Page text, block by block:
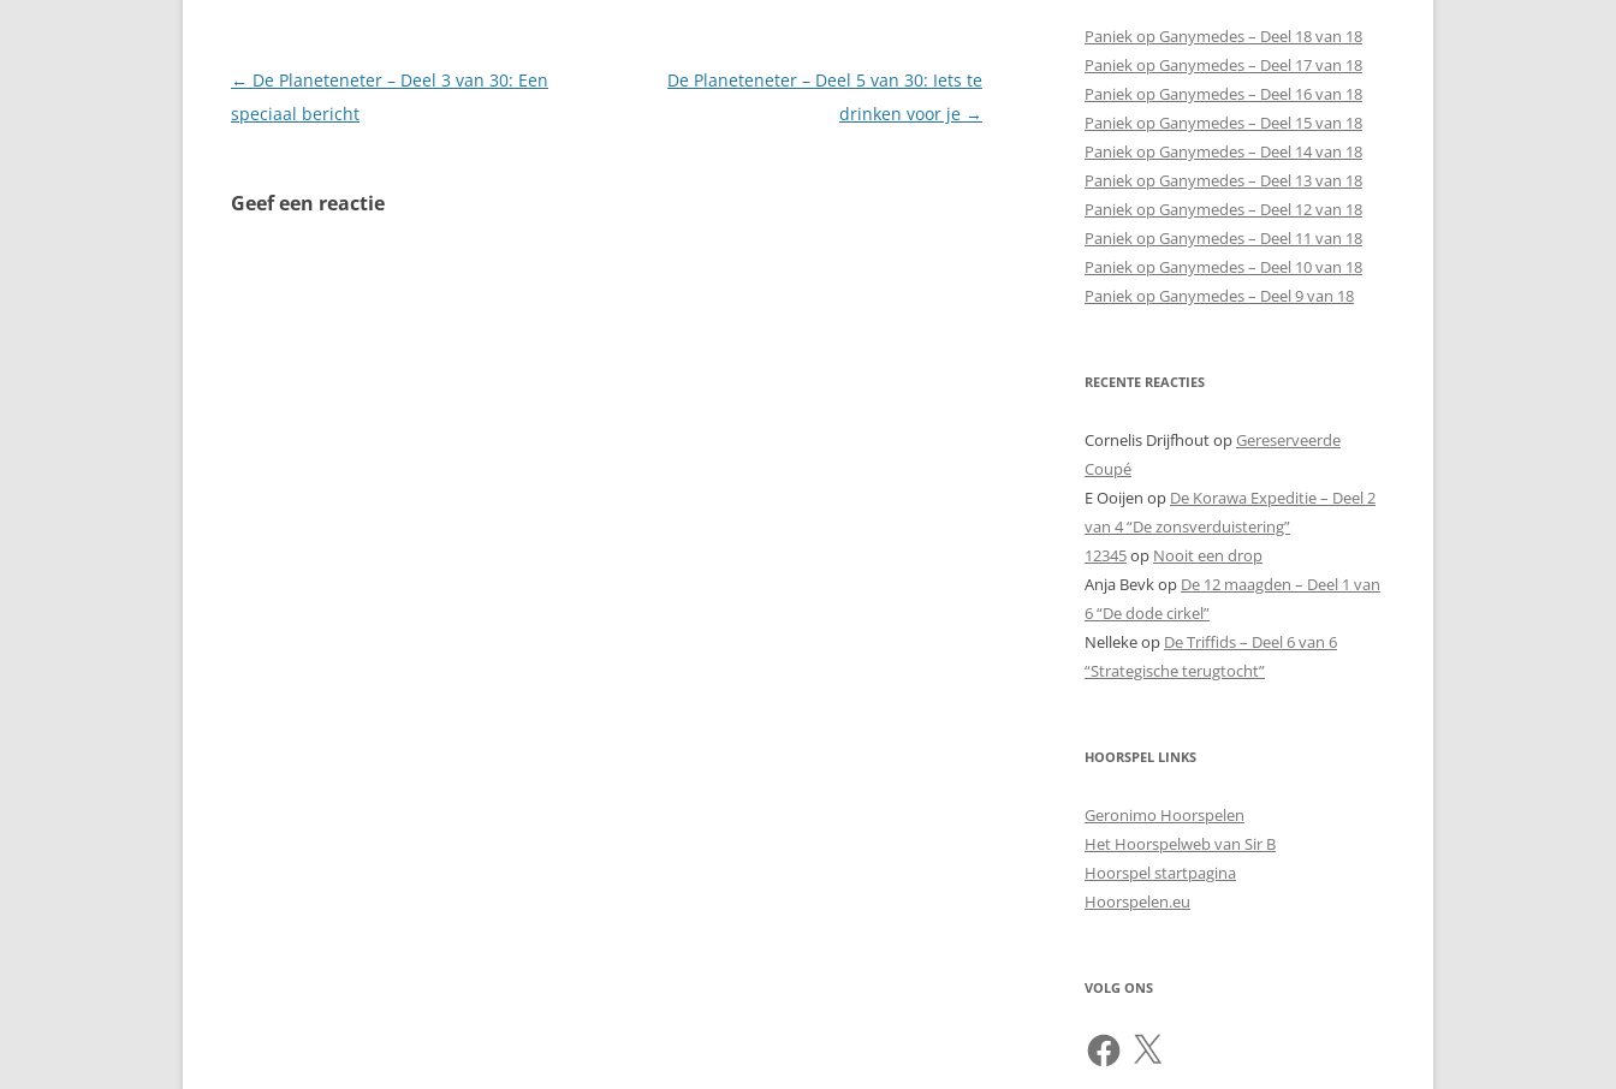
Berichtnavigatie
← De Planeteneter – Deel 3 van 30: Een
speciaal bericht
De Planeteneter – Deel 5 van 30: Iets te
drinken voor je →
Geef een reactie
Paniek op Ganymedes – Deel 18 van 18
Paniek op Ganymedes – Deel 17 van 18
Paniek op Ganymedes – Deel 16 van 18
Paniek op Ganymedes – Deel 15 van 18
Paniek op Ganymedes – Deel 14 van 18
Paniek op Ganymedes – Deel 13 van 18
Paniek op Ganymedes – Deel 12 van 18
Paniek op Ganymedes – Deel 11 van 18
Paniek op Ganymedes – Deel 10 van 18
Paniek op Ganymedes – Deel 9 van 18
RECENTE REACTIES
Cornelis DrijfhoutopGereserveerde
Coupé
E Ooijen op De Korawa Expeditie – Deel 2
van 4 “De zonsverduistering”
12345op Nooit een drop
Anja Bevkop De 12 maagden – Deel 1 van
6 “De dode cirkel”
Nellekeop De Triffids – Deel 6 van 6
“Strategische terugtocht”
HOORSPEL LINKS
Geronimo Hoorspelen
Het Hoorspelweb van Sir B
Hoorspel startpagina
Hoorspelen.eu
VOLG ONS
Facebook
X